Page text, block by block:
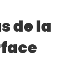
de la